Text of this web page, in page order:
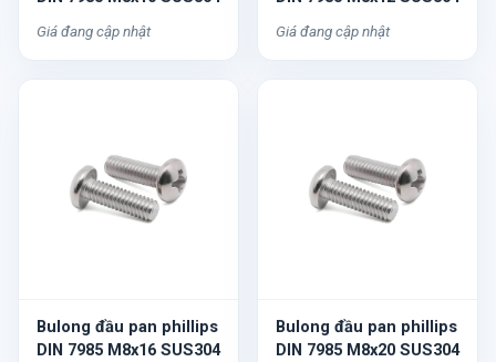
Giá đang cập nhật Giá đang cập nhật
Bulong đầu pan phillips
DIN 7985 M8x16 SUS304
Bulong đầu pan phillips
DIN 7985 M8x20 SUS304